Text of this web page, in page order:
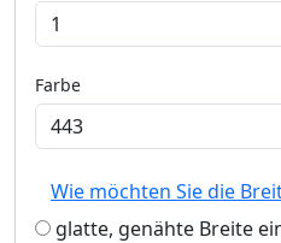
Farbe
Wie möchten Sie die
glatte, genähte Breite